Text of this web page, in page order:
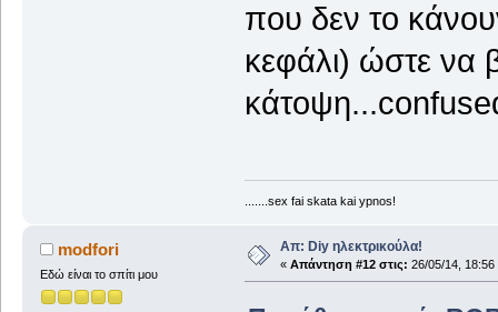
που δεν το
κεφάλι) ώστε να
.......sex fai skata kai ypnos!
modfori
Εδώ είναι το σπίτι μου
Απ: Diy ηλεκτρικούλα!
« Απάντηση #12 στις: 26/05/14, 18:56